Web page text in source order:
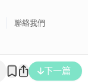
下一篇
聯絡我們